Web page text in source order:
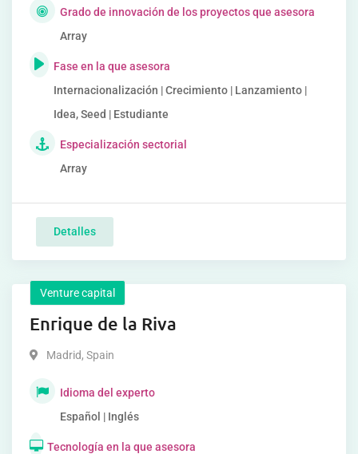
Grado de innovación de los proyectos que asesora
Array
Fase en la que asesora
Internacionalización | Crecimiento | Lanzamiento |
Idea, Seed | Estudiante
Especialización sectorial
Array
Detalles
Venture capital
Enrique de la Riva
Madrid, Spain
Idioma del experto
Español | Inglés
Tecnología en la que asesora